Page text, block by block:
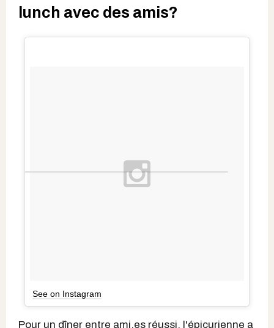
lunch avec des amis?
See on Instagram
Pour un dîner entre ami.es réussi, l'épicurienne a